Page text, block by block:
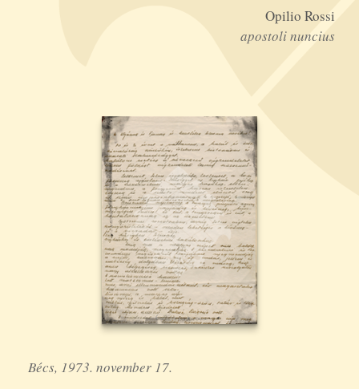
Opilio Rossi
apostoli nuncius
Bécs, 1973. november 17.